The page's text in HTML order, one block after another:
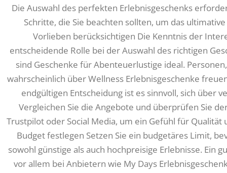
Die Auswahl des perfekten Erlebnisgeschenks
Schritte, die Sie beachten sollten, um das
Vorlieben berücksichtigen Die Kenntnis der
entscheidende Rolle bei der Auswahl des richtigen
sind Geschenke für Abenteuerlustige ideal.
wahrscheinlich über Wellness Erlebnisgeschenke
endgültigen Entscheidung ist es sinnvoll, sich über
Vergleichen Sie die Angebote und überprüfen Sie
Trustpilot oder Social Media, um ein Gefühl für
Budget festlegen Setzen Sie ein budgetäres Limit,
sowohl günstige als auch hochpreisige Erlebnisse. Ein
vor allem bei Anbietern wie My Days